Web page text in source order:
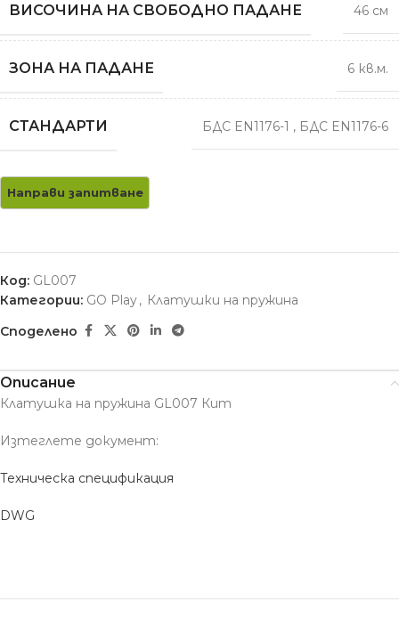
ВИСОЧИНА НА СВОБОДНО ПАДАНЕ 46 см
ЗОНА НА ПАДАНЕ 6 кв.м.
СТАНДАРТИ БДС EN1176-1 , БДС EN1176-6
Код: GL007
Категории: GO Play, Клатушки на пружина
Споделено
Описание
Клатушка на пружина GL007 Кит
Изтеглете документ:
Техническа спецификация
DWG